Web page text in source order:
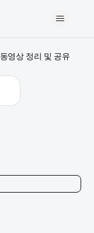
동영상 정리 및 공유
아